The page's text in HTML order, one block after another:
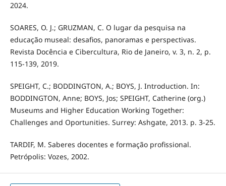
2024.
SOARES, O. J.; GRUZMAN, C. O lugar da pesquisa na
educação museal: desafios, panoramas e perspectivas.
Revista Docência e Cibercultura, Rio de Janeiro, v. 3, n. 2, p.
115-139, 2019.
SPEIGHT, C.; BODDINGTON, A.; BOYS, J. Introduction. In:
BODDINGTON, Anne; BOYS, Jos; SPEIGHT, Catherine (org.)
Museums and Higher Education Working Together:
Challenges and Oportunities. Surrey: Ashgate, 2013. p. 3-25.
TARDIF, M. Saberes docentes e formação profissional.
Petrópolis: Vozes, 2002.